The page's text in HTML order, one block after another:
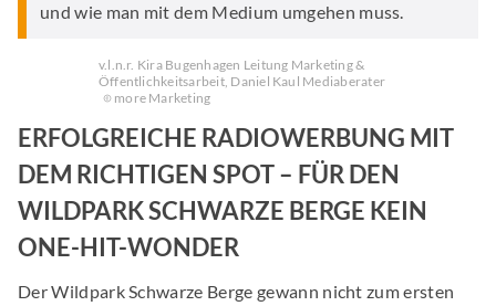
und wie man mit dem Medium umgehen muss.
v.l.n.r. Kira Bugenhagen Leitung Marketing &
Öffentlichkeitsarbeit, Daniel Kaul Mediaberater
more Marketing
ERFOLGREICHE RADIOWERBUNG MIT
DEM RICHTIGEN SPOT – FÜR DEN
WILDPARK SCHWARZE BERGE KEIN
ONE-HIT-WONDER
Der Wildpark Schwarze Berge gewann nicht zum ersten